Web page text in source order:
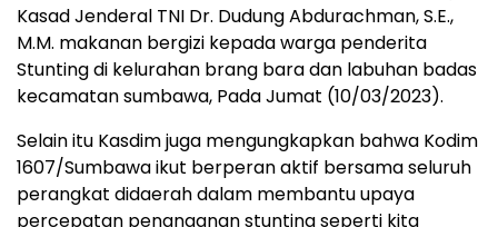
Kasad Jenderal TNI Dr. Dudung Abdurachman, S.E.,
M.M. makanan bergizi kepada warga penderita
Stunting di kelurahan brang bara dan labuhan badas
kecamatan sumbawa, Pada Jumat (10/03/2023).
Selain itu Kasdim juga mengungkapkan bahwa Kodim
1607/Sumbawa ikut berperan aktif bersama seluruh
perangkat didaerah dalam membantu upaya
percepatan penanganan stunting seperti kita